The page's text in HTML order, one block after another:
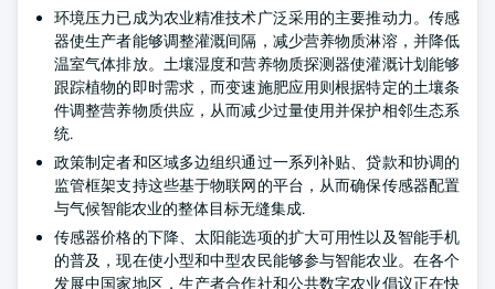
环境压力已成为农业精准技术广泛采用的主要推动力。传感
器使生产者能够调整灌溉间隔，减少营养物质淋溶，并降低
温室气体排放。土壤湿度和营养物质探测器使灌溉计划能够
跟踪植物的即时需求，而变速施肥应用则根据特定的土壤条
件调整营养物质供应，从而减少过量使用并保护相邻生态系
统.
政策制定者和区域多边组织通过一系列补贴、贷款和协调的
监管框架支持这些基于物联网的平台，从而确保传感器配置
与气候智能农业的整体目标无缝集成.
传感器价格的下降、太阳能选项的扩大可用性以及智能手机
的普及，现在使小型和中型农民能够参与智能农业。在各个
发展中国家地区，生产者合作社和公共数字农业倡议正在快